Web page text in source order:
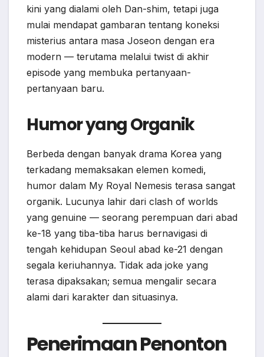
kini yang dialami oleh Dan-shim, tetapi juga
mulai mendapat gambaran tentang koneksi
misterius antara masa Joseon dengan era
modern — terutama melalui twist di akhir
episode yang membuka pertanyaan-
pertanyaan baru.
Humor yang Organik
Berbeda dengan banyak drama Korea yang
terkadang memaksakan elemen komedi,
humor dalam My Royal Nemesis terasa sangat
organik. Lucunya lahir dari clash of worlds
yang genuine — seorang perempuan dari abad
ke-18 yang tiba-tiba harus bernavigasi di
tengah kehidupan Seoul abad ke-21 dengan
segala keriuhannya. Tidak ada joke yang
terasa dipaksakan; semua mengalir secara
alami dari karakter dan situasinya.
Penerimaan Penonton